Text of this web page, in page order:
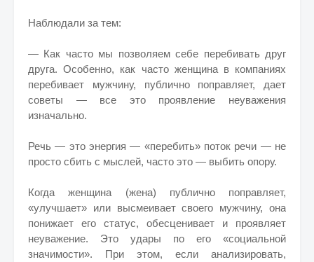
Наблюдали за тем:
— Как часто мы позволяем себе перебивать друг
друга. Особенно, как часто женщина в компаниях
перебивает мужчину, публично поправляет, дает
советы — все это проявление неуважения
изначально.
Речь — это энергия — «перебить» поток речи — не
просто сбить с мыслей, часто это — выбить опору.
Когда женщина (жена) публично поправляет,
«улучшает» или высмеивает своего мужчину, она
понижает его статус, обесценивает и проявляет
неуважение. Это удары по его «социальной
значимости». При этом, если анализировать,